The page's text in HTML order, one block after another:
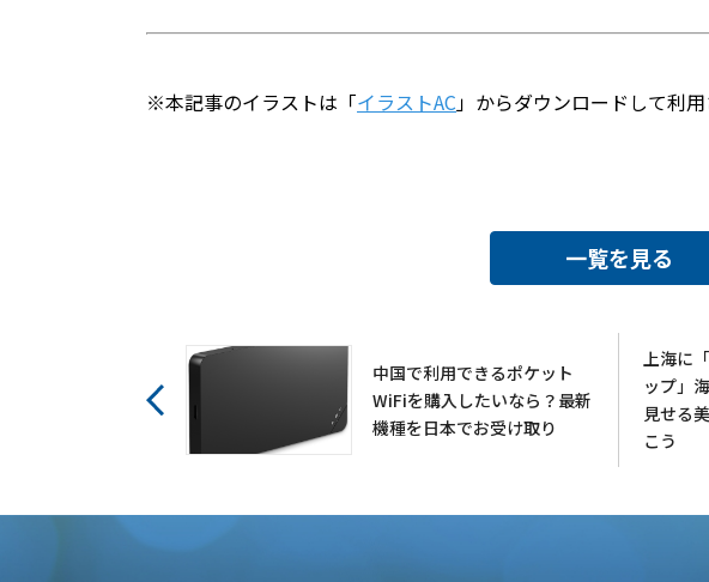
※本記事のイラストは「イラストAC」からダウンロードして利用
一覧を見る
中国で利用できるポケット
WiFiを購入したいなら？最新
機種を日本でお受け取り
上海に
ップ」
見せる
こう